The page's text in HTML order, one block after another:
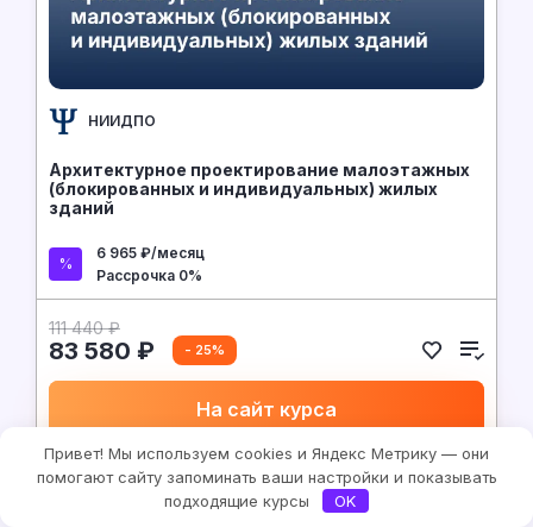
НИИДПО
Архитектурное проектирование малоэтажных
(блокированных и индивидуальных) жилых
зданий
6 965 ₽/месяц
Рассрочка 0%
111 440 ₽
83 580 ₽ - 25%
На сайт курса
Привет! Мы используем cookies и Яндекс Метрику — они
помогают сайту запоминать ваши настройки и показывать
подходящие курсы
OK